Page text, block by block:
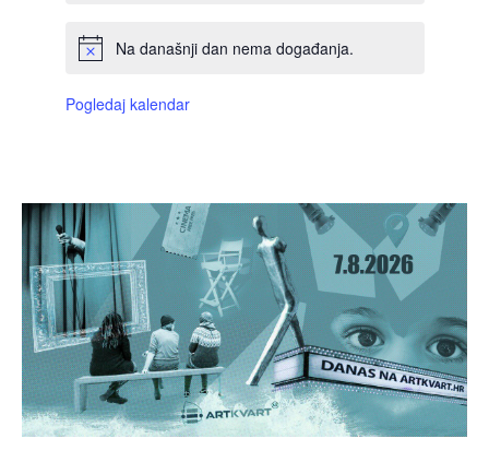
Na današnji dan nema događanja.
Pogledaj kalendar